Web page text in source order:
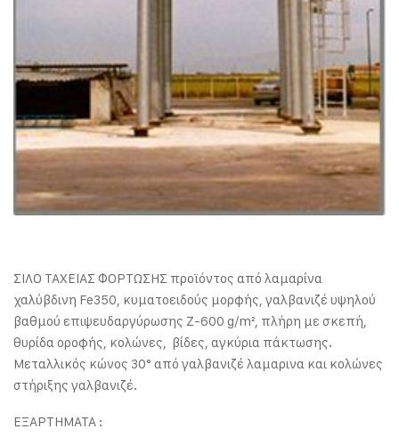
ΣΙΛΟ ΤΑΧΕΙΑΣ ΦΟΡΤΩΣΗΣ προϊόντος από λαμαρίνα
χαλύβδινη Fe350, κυματοειδούς μορφής, γαλβανιζέ υψηλού
βαθμού επιψευδαργύρωσης Ζ-600 g/m², πλήρη με σκεπή,
θυρίδα οροφής, κολώνες, βίδες, αγκύρια πάκτωσης.
Μεταλλικός κώνος 30° από γαλβανιζέ λαμαρινα και κολώνες
στήριξης γαλβανιζέ.
ΕΞΑΡΤΗΜΑΤΑ :